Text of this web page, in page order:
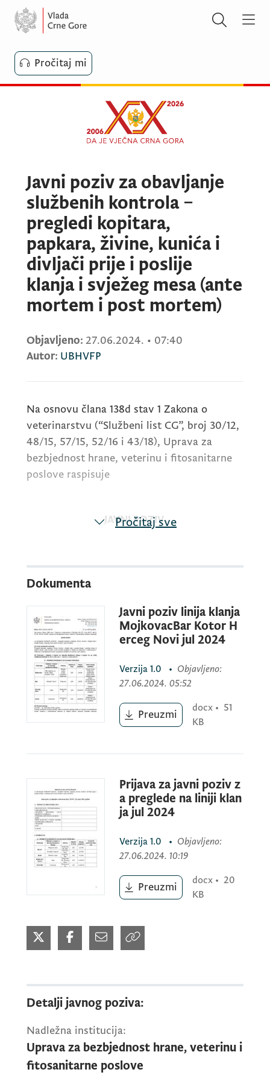
Pročitaj mi
Javni poziv za obavljanje
službenih kontrola –
pregledi kopitara,
papkara, živine, kunića i
divljači prije i poslije
klanja i svježeg mesa (ante
mortem i post mortem)
Objavljeno: 27.06.2024. • 07:40
Autor: UBHVFP
Na osnovu člana 138d stav 1 Zakona o
veterinarstvu (“Službeni list CG”, broj 30/12,
48/15, 57/15, 52/16 i 43/18), Uprava za
bezbjednost hrane, veterinu i fitosanitarne
poslove raspisuje
JAVNI POZIV
za obavljanje službenih kontrola – pregledi
kopitara, papkara, živine, kunića i divljači
mortem i post mortem)
Pročitaj sve
Dokumenta
Javni poziv linija klanja
MojkovacBar Kotor H
erceg Novi jul 2024
Verzija 1.0 • Objavljeno:
27.06.2024. 05:52
Preuzmi
docx • 51
KB
Prijava za javni poziv z
a preglede na liniji klan
ja jul 2024
Verzija 1.0 • Objavljeno:
27.06.2024. 10:19
Preuzmi
docx • 20
KB
Detalji javnog poziva:
Nadležna institucija:
Uprava za bezbjednost hrane, veterinu i
fitosanitarne poslove